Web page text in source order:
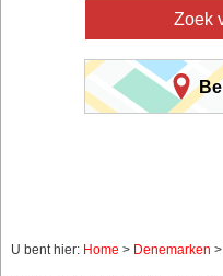
Zoek
U bent hier: Home > Denemarken >